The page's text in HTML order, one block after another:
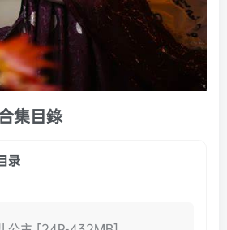
集目錄
录